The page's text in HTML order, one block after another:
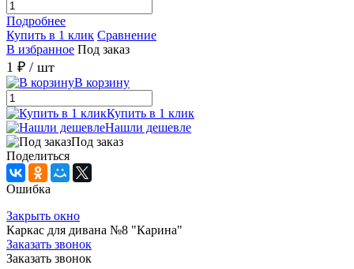
Подробнее
Купить в 1 клик Сравнение
В избранное Под заказ
1 ₽ / шт
В корзину
Купить в 1 клик
Нашли дешевле
Под заказ
Поделиться
Ошибка
Закрыть окно
Каркас для дивана №8 "Карина"
Заказать звонок
Заказать звонок